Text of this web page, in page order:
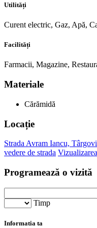
Utilități
Curent electric, Gaz, Apă,
Facilități
Farmacii, Magazine,
Materiale
Cărămidă
Locație
Strada Avram Iancu,
vedere de strada
Programează o vizită
Timp
Informatia ta